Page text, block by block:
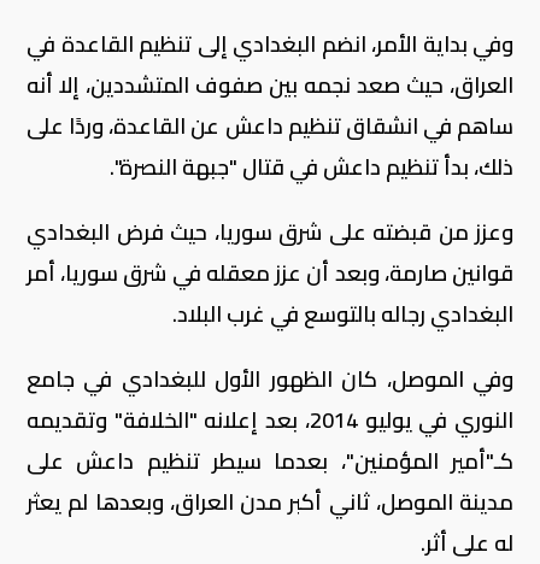
وفي بداية الأمر، انضم البغدادي إلى تنظيم القاعدة في
العراق، حيث صعد نجمه بين صفوف المتشددين، إلا أنه
ساهم في انشقاق تنظيم داعش عن القاعدة، وردًا على
ذلك، بدأ تنظيم داعش في قتال "جبهة النصرة".
وعزز من قبضته على شرق سوريا، حيث فرض البغدادي
قوانين صارمة، وبعد أن عزز معقله في شرق سوريا، أمر
البغدادي رجاله بالتوسع في غرب البلاد.
وفي الموصل، كان الظهور الأول للبغدادي في جامع
النوري في يوليو 2014، بعد إعلانه "الخلافة" وتقديمه
كـ"أمير المؤمنين"، بعدما سيطر تنظيم داعش على
مدينة الموصل، ثاني أكبر مدن العراق، وبعدها لم يعثر
له على أثر.